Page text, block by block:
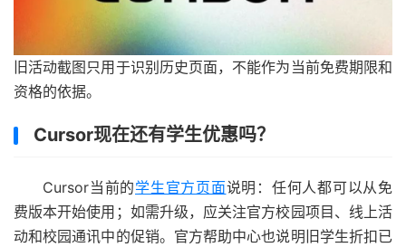
旧活动截图只用于识别历史页面，不能作为当前免费期限和
资格的依据。
Cursor现在还有学生优惠吗？
Cursor当前的学生官方页面说明：任何人都可以从免
费版本开始使用；如需升级，应关注官方校园项目、线上活
动和校园通讯中的促销。官方帮助中心也说明旧学生折扣已